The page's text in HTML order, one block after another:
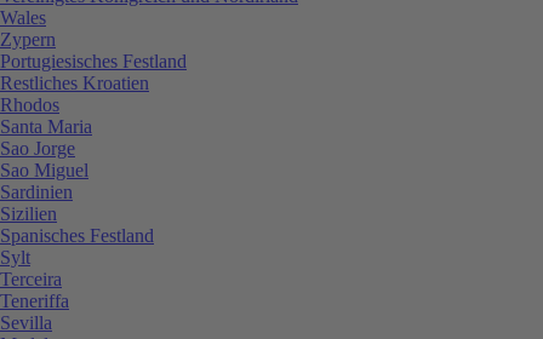
Wales
Zypern
Portugiesisches Festland
Restliches Kroatien
Rhodos
Santa Maria
Sao Jorge
Sao Miguel
Sardinien
Sizilien
Spanisches Festland
Sylt
Terceira
Teneriffa
Sevilla